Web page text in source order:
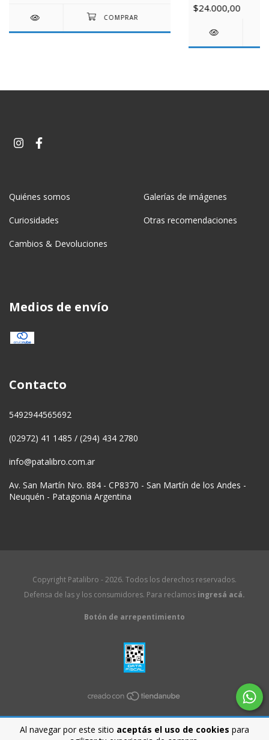
Al navegar por este sitio aceptás el uso de cookies para
$24.000,00
Quiénes somos Galerías de imágenes
Curiosidades Otras recomendaciones
Cambios & Devoluciones
Medios de envío
Contacto
5492944565692
(02972) 41 1485 / (294) 434 2780
info@patalibro.com.ar
Av. San Martín Nro. 884 - CP8370 - San Martín de los Andes -
Neuquén - Patagonia Argentina
Copyright Patalibro - 2026. Todos los derechos reservados.
Defensa de las y los consumidores. Para reclamos ingresá acá.
Botón de arrepentimiento